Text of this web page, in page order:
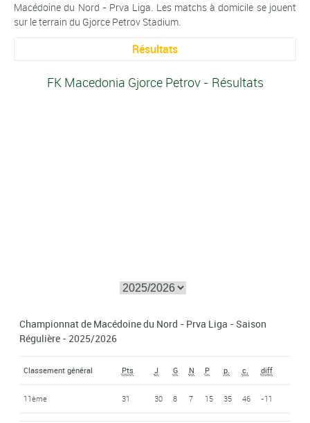
Macédoine du Nord - Prva Liga. Les matchs à domicile se jouent
sur le terrain du Gjorce Petrov Stadium.
Résultats
FK Macedonia Gjorce Petrov - Résultats
Championnat de Macédoine du Nord - Prva Liga - Saison
Régulière - 2025/2026
Classement général Pts J G N P p. c. diff
11ème 31 30 8 7 15 35 46 -11